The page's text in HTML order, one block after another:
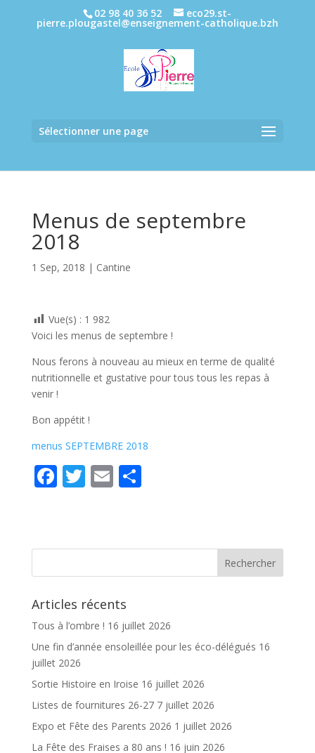
02 98 40 36 52 eco29.st-
pierre.plougastel@enseignement-catholique.bzh
Sélectionner une page
Menus de septembre
2018
1 Sep, 2018 | Cantine
Vue(s) : 1 982
Voici les menus de septembre !
Nous ferons à nouveau au mieux en terme de qualité
nutritionnelle et gustative pour tous tous les repas à
venir !
Bon appétit !
menus SEPTEMBRE 2018
F
b
k
T
er
E
l
P
g
Articles récents
Tous à l’ombre ! 16 juillet 2026
Une fin d’année ensoleillée pour les éco-délégués 16
juillet 2026
Sortie Histoire en Iroise 16 juillet 2026
Listes de fournitures 26-27 7 juillet 2026
Expo et Fête des Parents 2026 1 juillet 2026
La Fête des Fraises a 80 ans ! 16 juin 2026